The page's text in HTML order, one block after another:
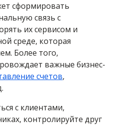
сформировать
связь с
их сервисом и
среде, которая
Более того,
важные бизнес-
счетов,
с клиентами,
контролируйте друг